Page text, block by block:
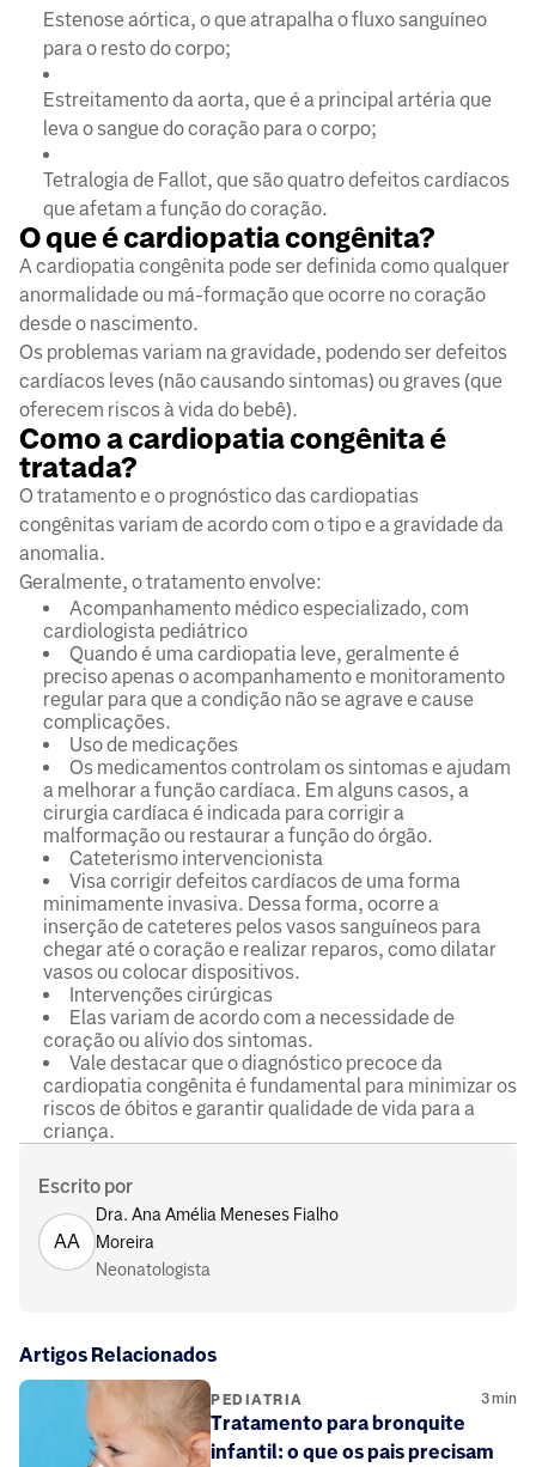
Estenose aórtica, o que atrapalha o fluxo sanguíneo
para o resto do corpo;
Estreitamento da aorta, que é a principal artéria que
leva o sangue do coração para o corpo;
Tetralogia de Fallot, que são quatro defeitos cardíacos
que afetam a função do coração.
O que é cardiopatia congênita?
A cardiopatia congênita pode ser definida como qualquer
anormalidade ou má-formação que ocorre no coração
desde o nascimento.
Os problemas variam na gravidade, podendo ser defeitos
cardíacos leves (não causando sintomas) ou graves (que
oferecem riscos à vida do bebê).
Como a cardiopatia congênita é
tratada?
O tratamento e o prognóstico das cardiopatias
congênitas variam de acordo com o tipo e a gravidade da
anomalia.
Geralmente, o tratamento envolve:
Acompanhamento médico especializado, com
cardiologista pediátrico
Quando é uma cardiopatia leve, geralmente é
preciso apenas o acompanhamento e monitoramento
regular para que a condição não se agrave e cause
complicações.
Uso de medicações
Os medicamentos controlam os sintomas e ajudam
a melhorar a função cardíaca. Em alguns casos, a
cirurgia cardíaca é indicada para corrigir a
malformação ou restaurar a função do órgão.
Cateterismo intervencionista
Visa corrigir defeitos cardíacos de uma forma
minimamente invasiva. Dessa forma, ocorre a
inserção de cateteres pelos vasos sanguíneos para
chegar até o coração e realizar reparos, como dilatar
vasos ou colocar dispositivos.
Intervenções cirúrgicas
Elas variam de acordo com a necessidade de
coração ou alívio dos sintomas.
Vale destacar que o diagnóstico precoce da
cardiopatia congênita é fundamental para minimizar os
riscos de óbitos e garantir qualidade de vida para a
criança.
Escrito por
AA
Dra. Ana Amélia Meneses Fialho
Moreira
Neonatologista
Artigos Relacionados
PEDIATRIA 3min
Tratamento para bronquite
infantil: o que os pais precisam